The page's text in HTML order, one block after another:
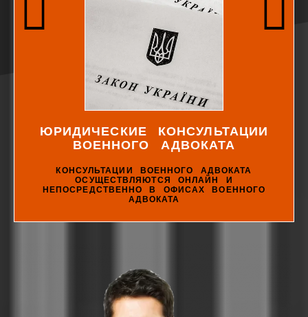
ЮРИДИЧЕСКИЕ КОНСУЛЬТАЦИИ
ВОЕННОГО АДВОКАТА
КОНСУЛЬТАЦИИ ВОЕННОГО АДВОКАТА
ОСУЩЕСТВЛЯЮТСЯ ОНЛАЙН И
НЕПОСРЕДСТВЕННО В ОФИСАХ ВОЕННОГО
АДВОКАТА